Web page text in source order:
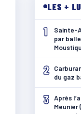
LES +
1
Sainte-
par
2
du gaz
3 Après
Meunier